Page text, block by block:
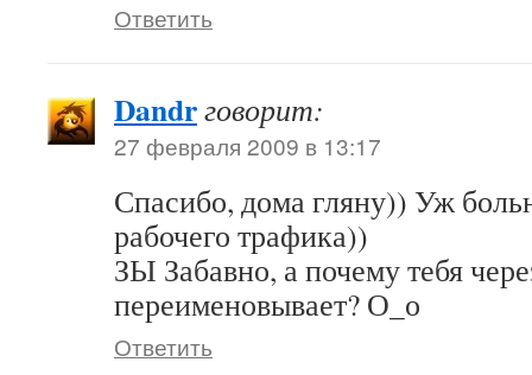
Ответить
Dandrговорит:
27 февраля 2009 в 13:17
Спасибо, дома гляну)) Уж
рабочего трафика))
ЗЫ Забавно, а почему тебя
переименовывает? О_о
Ответить